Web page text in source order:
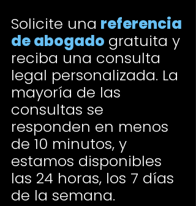
Solicite una referencia
de abogado gratuita y
reciba una consulta
legal personalizada. La
mayoría de las
consultas se
responden en menos
de 10 minutos, y
estamos disponibles
las 24 horas, los 7 días
de la semana.